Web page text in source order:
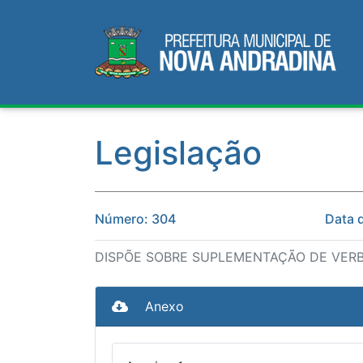
Legislação
Número: 304 Data
DISPÕE SOBRE SUPLEMENTAÇÃO DE
Anexo